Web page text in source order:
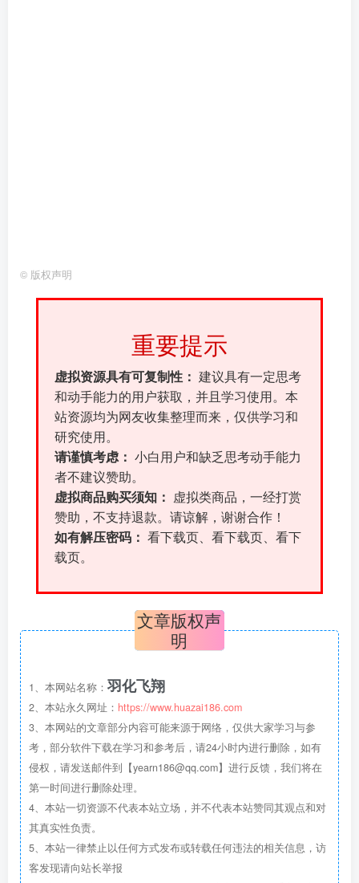
© 版权声明
重要提示
虚拟资源具有可复制性： 建议具有一定思考
和动手能力的用户获取，并且学习使用。本
站资源均为网友收集整理而来，仅供学习和
研究使用。
请谨慎考虑： 小白用户和缺乏思考动手能力
者不建议赞助。
虚拟商品购买须知：
虚拟类商品，一经打赏
赞助，不支持退款。请谅解，谢谢合作！
如有解压密码： 看下载页、看下载页、看下
载页。
文章版权声
明
1、本网站名称： 羽化飞翔
2、本站永久网址： https://www.huazai186.com
3、本网站的文章部分内容可能来源于网络，仅供大家学习与参
考，部分软件下载在学习和参考后，请24小时内进行删除，如有
侵权，请发送邮件到【yearn186@qq.com】进行反馈，我们将在
第一时间进行删除处理。
4、本站一切资源不代表本站立场，并不代表本站赞同其观点和对
其真实性负责。
5、本站一律禁止以任何方式发布或转载任何违法的相关信息，访
客发现请向站长举报